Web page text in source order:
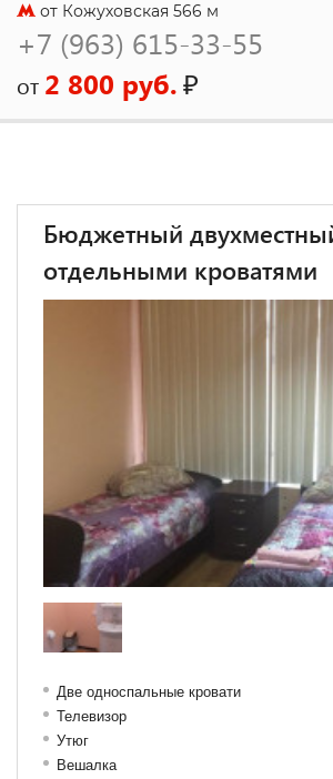
от Кожуховская 566 м
+7 (963) 615-33-55
от 2 800 руб.₽
Бюджетный
отдельными кроватями
Две односпальные кровати
Телевизор
Утюг
Вешалка